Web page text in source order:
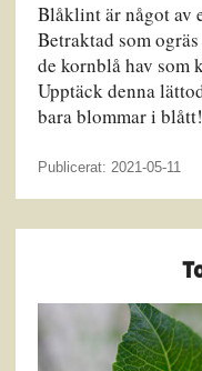
Blåklint är något av
Betraktad som
de kornblå hav som
Upptäck denna
bara blommar i blått!
Publicerat: 2021-05-11